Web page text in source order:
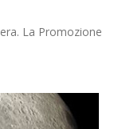
La Promozione